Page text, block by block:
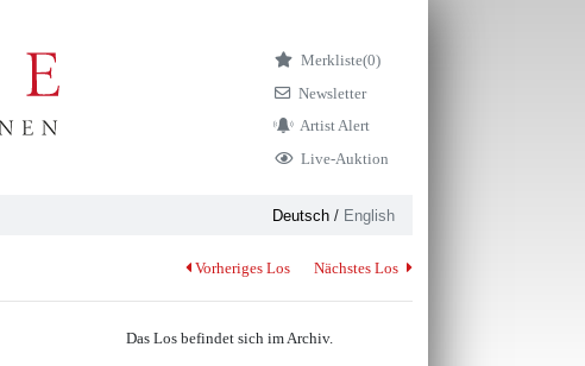
Merkliste(0)
Newsletter
Artist Alert
Live-Auktion
Deutsch/ English
Vorheriges Los Nächstes Los
Das Los befindet sich im Archiv.